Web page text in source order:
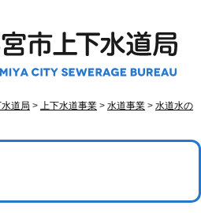
道局 > 上下水道事業 > 水道事業 > 水道水の